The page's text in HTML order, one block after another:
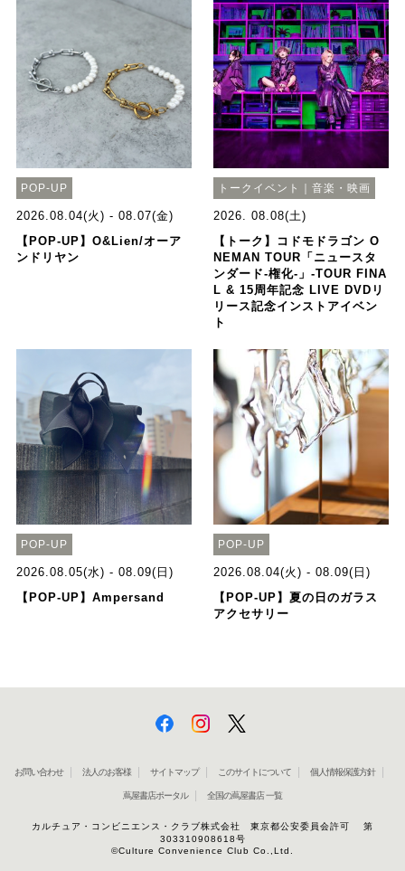
POP-UP
2026.08.04(火) - 08.07(金)
【POP-UP】O&Lien/オーア
ンドリヤン
トークイベント｜音楽・映画
2026. 08.08(土)
【トーク】コドモドラゴン O
NEMAN TOUR「ニュースタ
ンダード-権化-」-TOUR FINA
L & 15周年記念 LIVE DVDリ
リース記念インストアイベン
ト
POP-UP
2026.08.05(水) - 08.09(日)
【POP-UP】Ampersand
POP-UP
2026.08.04(火) - 08.09(日)
【POP-UP】夏の日のガラス
アクセサリー
お問い合わせ 法人のお客様 サイトマップ このサイトについて 個人情報保護方針
蔦屋書店ポータル 全国の蔦屋書店 一覧
カルチュア・コンビニエンス・クラブ株式会社 東京都公安委員会許可 第
303310908618号
©Culture Convenience Club Co.,Ltd.